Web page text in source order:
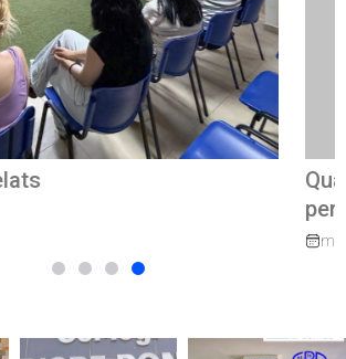
exalumnes que tornen
joves